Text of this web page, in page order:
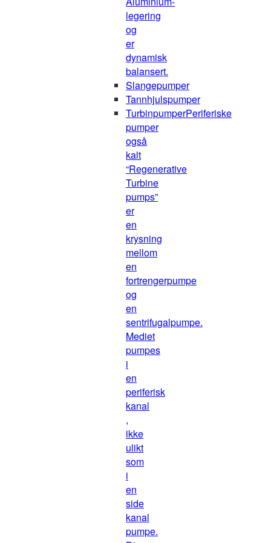
legering
og
er
dynamisk
balansert.
Slangepumper
Tannhjulspumper
TurbinpumperPeriferiske
pumper
også
kalt
“Regenerative
Turbine
pumps”
er
en
krysning
mellom
en
fortrengerpumpe
og
en
sentrifugalpumpe.
Mediet
pumpes
i
en
periferisk
kanal
,
ikke
ulikt
som
i
en
side
kanal
pumpe.